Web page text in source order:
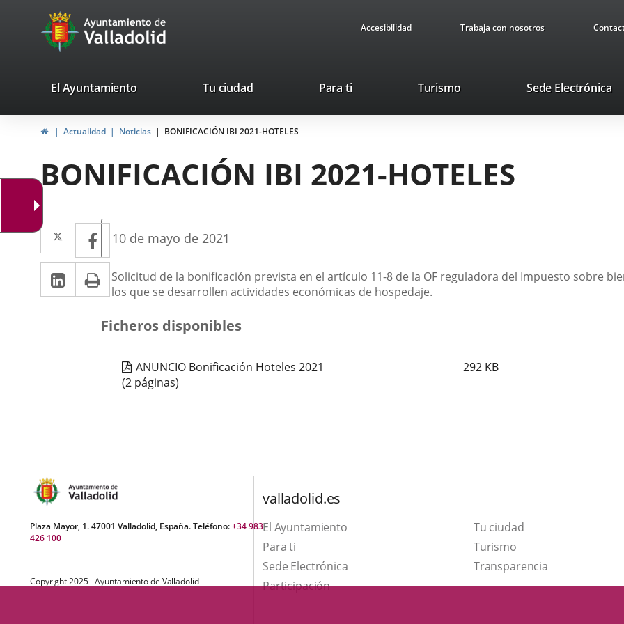
Portal
Web
Ayuntamiento
de
Accesibilidad Trabaja con nosotros
valladolid.es
El Ayuntamiento Tu ciudad Para ti TurismoEste
se
una
ventana
Sede Electrónica
InicioActualidad Noticias BONIFICACIÓN IBI 2021-HOTELES
BONIFICACIÓN IBI 2021-HOTELES
Twitter
Enlace
a
una
aplicación
externa.
Facebook
Enlace
a
una
aplicación
externa.
LinkedIn
Enlace
a
aplicación
externa.
Imprimir
Fecha
la
noticia
10 de mayo de 2021
Descripción
Solicitud de la bonificación prevista en el artículo 11-8 de la OF reguladora del Impuesto sobre
los que se desarrollen actividades económicas de hospedaje.
Ficheros disponibles
ANUNCIO Bonificación Hoteles 2021 292 KB
(2 páginas)
Plaza Mayor, 1. 47001 Valladolid, España. Teléfono:+34 983
426 100
Copyright 2025 - Ayuntamiento de Valladolid
valladolid.es
El Ayuntamiento
Tu ciudad
Para ti
TurismoEste
enlace
se
Sede ElectrónicaEnlace
a
Transparencia
Participación